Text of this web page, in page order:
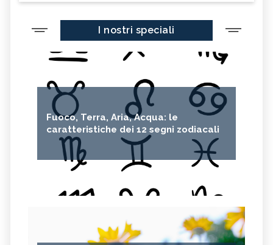
I nostri speciali
Fuoco, Terra, Aria, Acqua: le
caratteristiche dei 12 segni zodiacali